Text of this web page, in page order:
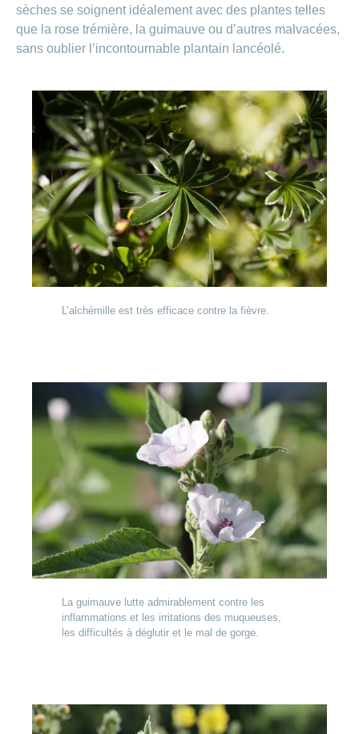
sèches se soignent idéalement avec des plantes telles
que la rose trémière, la guimauve ou d’autres malvacées,
sans oublier l’incontournable plantain lancéolé.
L’alchémille est très efficace contre la fièvre.
La guimauve lutte admirablement contre les
inflammations et les irritations des muqueuses,
les difficultés à déglutir et le mal de gorge.